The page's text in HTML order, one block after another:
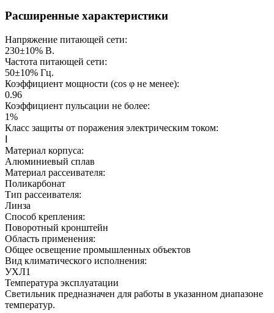
Расширенные характеристики
Напряжение питающей сети:
230±10% В.
Частота питающей сети:
50±10% Гц.
Коэффициент мощности (cos φ не менее):
0.96
Коэффициент пульсации не более:
1%
Класс защиты от поражения электрическим током:
Материал корпуса:
Алюминиевый сплав
Материал рассеивателя:
Поликарбонат
Тип рассеивателя:
Линза
Способ крепления:
Поворотный кронштейн
Область применения:
Общее освещение промышленных объектов
Вид климатического исполнения:
УХЛ1
Температура эксплуатации
Светильник предназначен для работы в указанном диапазоне
температур.